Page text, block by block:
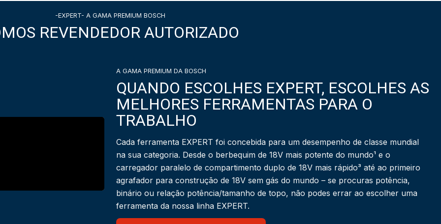
-EXPERT- A GAMA PREMIUM BOSCH
REVENDEDOR AUTORIZADO
A GAMA PREMIUM DA BOSCH
QUANDO ESCOLHES EXPERT, ESCOLHES AS
MELHORES FERRAMENTAS PARA O
TRABALHO
Cada ferramenta EXPERT foi concebida para um desempenho de classe mundial
na sua categoria. Desde o berbequim de 18V mais potente do mundo¹ e o
carregador paralelo de compartimento duplo de 18V mais rápido³ até ao primeiro
agrafador para construção de 18V sem gás do mundo – se procuras potência,
binário ou relação potência/tamanho de topo, não podes errar ao escolher uma
ferramenta da nossa linha EXPERT.